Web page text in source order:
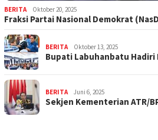
BERITA Oktober 20, 2025
Fraksi Partai Nasional Demokrat
BERITA Oktober 13, 2025
Bupati Labuhanbatu
BERITA Juni 6, 2025
Sekjen Kementerian ATR/